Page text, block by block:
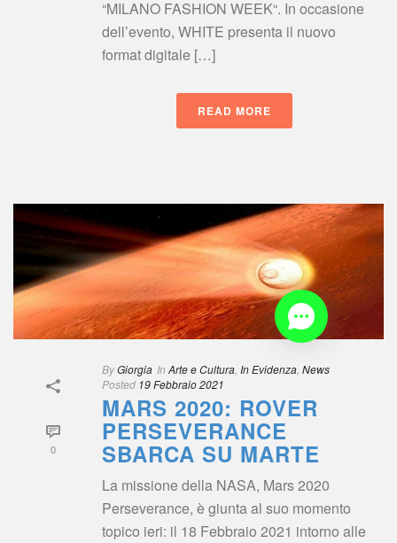
“MILANO FASHION WEEK“. In occasione
dell’evento, WHITE presenta il nuovo
format digitale […]
READ MORE
0
ByGiorgia In Arte e Cultura In Evidenza New
Posted 19 Febbraio 2021
MARS 2020: ROVER
PERSEVERANCE
SBARCA SU MARTE
La missione della NASA, Mars 2020
Perseverance, è giunta al suo momento
topico ieri: il 18 Febbraio 2021 intorno alle